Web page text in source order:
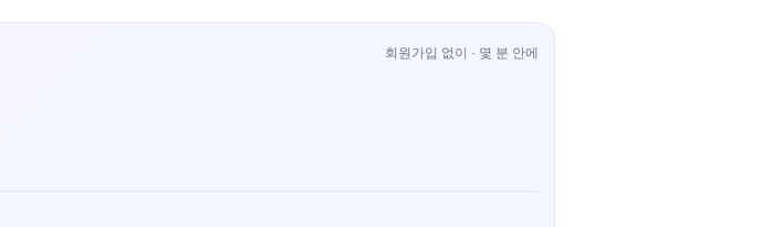
회원가입 없이 · 몇 분 안에